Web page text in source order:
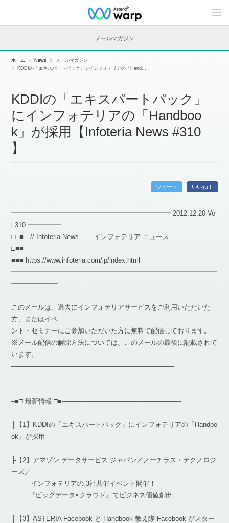
C
n
n
メールマガジン
ホーム News
メールマガジン
KDDIの「エキスパートパック」にインフォテリアの「Hand...
KDDIの「エキスパートパック」
にインフォテリアの「Handboo
k」が採用【Infoteria News #310
】
ツイート いいね！
━━━━━━━━━━━━━━━━━━━━━━━━ 2012.12.20 Vo
l.310 ━━━━━
□□■ // Infoteria News — インフォテリア ニュース —
□■■
■■■ https://www.infoteria.com/jp/index.html
━━━━━━━━━━━━━━━━━━━━━━━━━━━━━━━
━━━━━━━
————————————————————————–
このメールは、過去にインフォテリアサービスをご利用いただいた
方、またはイベ
ント・セミナーにご参加いただいた方に無料で配信しております。
※メール配信の解除方法については、このメールの最後に記載されて
います。
————————————————————————–
–■□ 最新情報 □■——————————————————
├【1】KDDIの「エキスパートパック」にインフォテリアの「Handbo
ok」が採用
├【2】アマゾン データサービス ジャパン／ノーチラス・テクノロジ
ーズ／
│ インフォテリアの 3社共催イベント開催！
│ 『ビッグデータ×クラウド』でビジネス価値創出
├【3】ASTERIA Facebook と Handbook 教え隊 Facebook がスター